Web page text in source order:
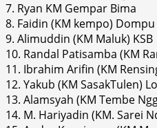
7. Ryan KM Gempar Bima
8. Faidin (KM kempo) Dompu
9. Alimuddin (KM Maluk) KSB
10. Randal Patisamba (KM
11. Ibrahim Arifin (KM
12. Yakub (KM SasakTulen)
13. Alamsyah (KM Tembe
14. M. Hariyadin (KM. Sarei